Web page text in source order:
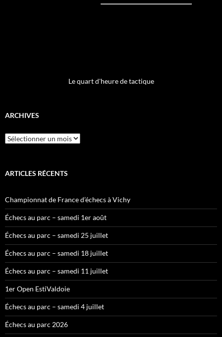
Le quart d'heure de tactique
ARCHIVES
Archives
ARTICLES RÉCENTS
Championnat de France d’échecs à Vichy
Échecs au parc – samedi 1er août
Échecs au parc – samedi 25 juillet
Échecs au parc – samedi 18 juillet
Échecs au parc – samedi 11 juillet
1er Open EstiValdoie
Échecs au parc – samedi 4 juillet
Échecs au parc 2026